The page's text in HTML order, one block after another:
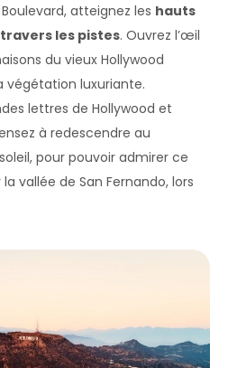
atteignez les hauts
les pistes. Ouvrez l’œil
du vieux Hollywood
végétation luxuriante.
lettres de Hollywood et
à redescendre au
pour pouvoir admirer ce
vallée de San Fernando, lors